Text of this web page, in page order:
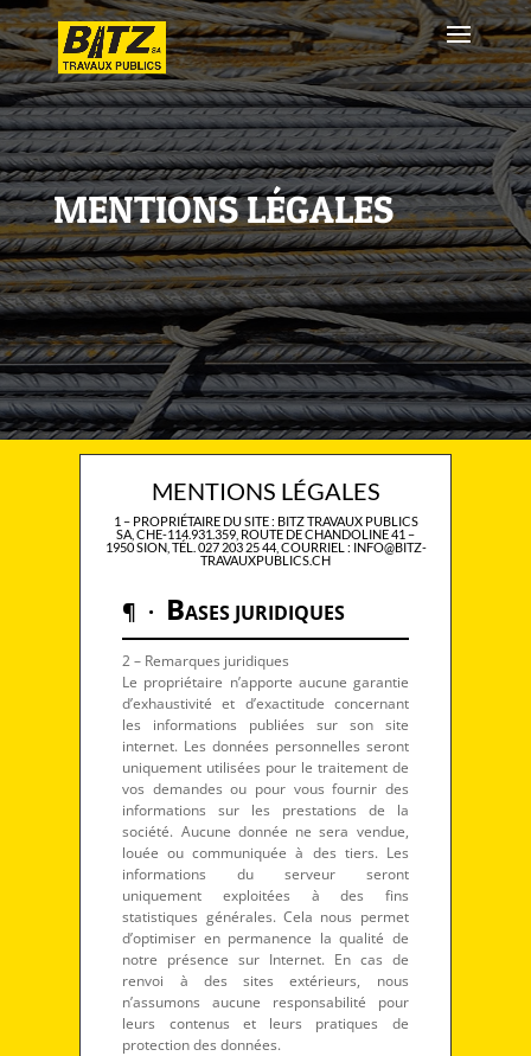
MENTIONS LÉGALES
MENTIONS LÉGALES
1 – PROPRIÉTAIRE DU SITE : BITZ TRAVAUX PUBLICS
SA CHE-114.931.359, ROUTE DE CHANDOLINE 41 –
1950 SION, TÉL. 027 203 25 44, COURRIEL : INFO@BITZ-
TRAVAUXPUBLICS.CH
¶ · BASES JURIDIQUES
2 – Remarques juridiques
Le propriétaire n’apporte aucune garantie
d’exhaustivité et d’exactitude concernant
les informations publiées sur son site
internet. Les données personnelles seront
uniquement utilisées pour le traitement de
vos demandes ou pour vous fournir des
informations sur les prestations de la
société. Aucune donnée ne sera vendue,
louée ou communiquée à des tiers. Les
informations du serveur seront
uniquement exploitées à des fins
statistiques générales. Cela nous permet
d’optimiser en permanence la qualité de
notre présence sur Internet. En cas de
renvoi à des sites extérieurs, nous
n’assumons aucune responsabilité pour
leurs contenus et leurs pratiques de
protection des données.